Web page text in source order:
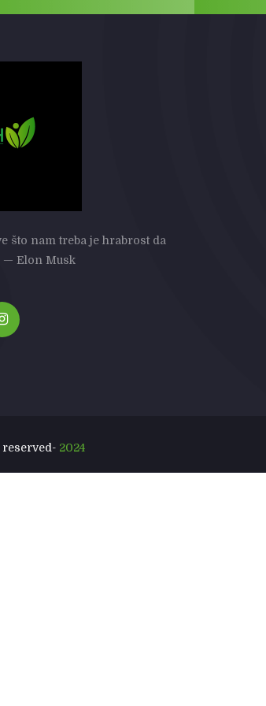
što nam treba je hrabrost da
— Elon Musk
2024